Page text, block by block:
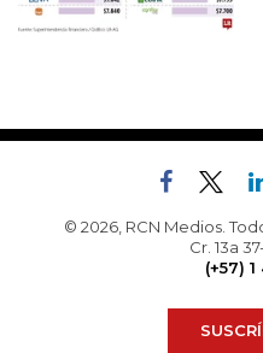
© 2026, RCN Medios.
Cr. 13a
(+57)